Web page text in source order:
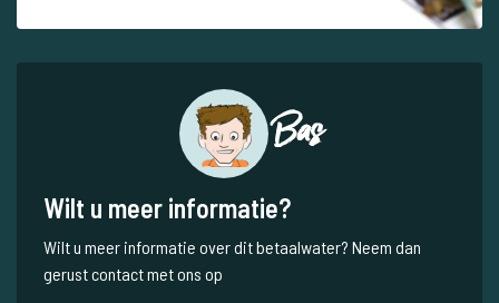
Bas
Wilt u meer informatie?
Wilt u meer informatie over dit betaalwater? Neem dan
gerust contact met ons op